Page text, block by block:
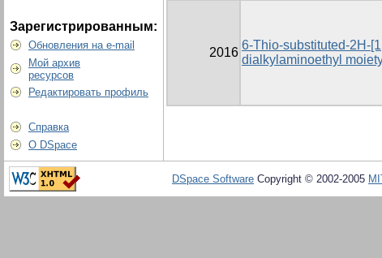
Зарегистрированным:
Обновления на e-mail
Мой архив
ресурсов
Редактировать профиль
Справка
О DSpace
2016
6-Thio-substituted-2H-
dialkylaminoethyl
DSpace Software Copyright © 2002-2005